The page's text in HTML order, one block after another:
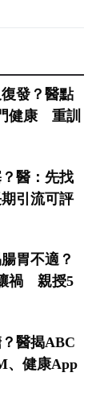
發？醫點
健康 重訓
醫：先找
引流可評
胃不適？
禍 親授5
醫揭ABC
健康App